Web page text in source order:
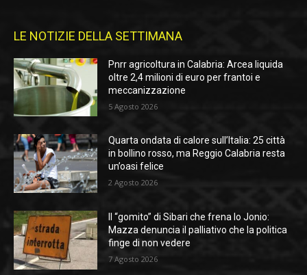
LE NOTIZIE DELLA SETTIMANA
Pnrr agricoltura in Calabria: Arcea liquida
oltre 2,4 milioni di euro per frantoi e
meccanizzazione
5 Agosto 2026
Quarta ondata di calore sull’Italia: 25 città
in bollino rosso, ma Reggio Calabria resta
un’oasi felice
2 Agosto 2026
Il “gomito” di Sibari che frena lo Jonio:
Mazza denuncia il palliativo che la politica
finge di non vedere
7 Agosto 2026